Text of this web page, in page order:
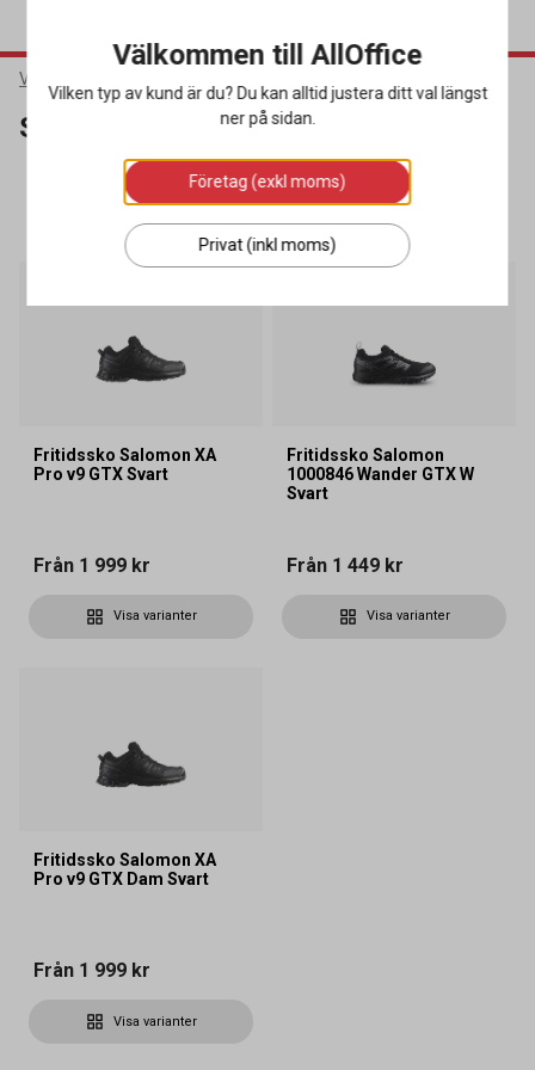
Varumärken
Salomon
SORTERA
3 produkter
Fritidssko Salomon XA
Pro v9 GTX Svart
Från 1 999 kr
Visa varianter
Fritidssko Salomon
1000846 Wander GTX W
Svart
Från 1 449 kr
Visa varianter
Fritidssko Salomon XA
Pro v9 GTX Dam Svart
Från 1 999 kr
Visa varianter
Välkommen till AllOffice
Vilken typ av kund är du? Du kan alltid justera ditt val längst
ner på sidan.
Företag (exkl moms)
Privat (inkl moms)